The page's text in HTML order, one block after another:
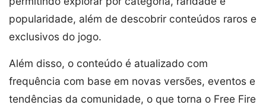
popularidade, além de descobrir conteúdos raros e
exclusivos do jogo.
Além disso, o conteúdo é atualizado com
frequência com base em novas versões, eventos e
tendências da comunidade, o que torna o Free Fire